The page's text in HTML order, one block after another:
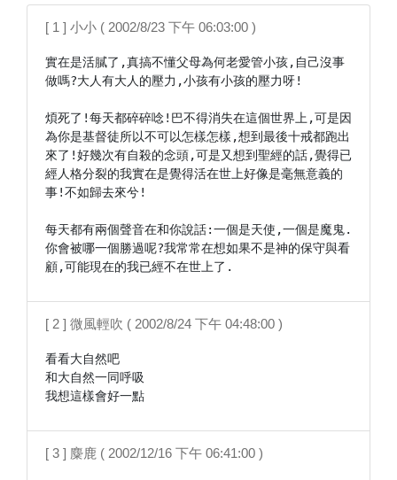
[ 1 ] 小小 ( 2002/8/23 下午 06:03:00 )
實在是活膩了,真搞不懂父母為何老愛管小孩,自己沒事
做嗎?大人有大人的壓力,小孩有小孩的壓力呀!
煩死了!每天都碎碎唸!巴不得消失在這個世界上,可是因
為你是基督徒所以不可以怎樣怎樣,想到最後十戒都跑出
來了!好幾次有自殺的念頭,可是又想到聖經的話,覺得已
經人格分裂的我實在是覺得活在世上好像是毫無意義的
事!不如歸去來兮!
每天都有兩個聲音在和你說話:一個是天使,一個是魔鬼.
你會被哪一個勝過呢?我常常在想如果不是神的保守與看
顧,可能現在的我已經不在世上了.
[ 2 ] 微風輕吹 ( 2002/8/24 下午 04:48:00 )
看看大自然吧
和大自然一同呼吸
我想這樣會好一點
[ 3 ] 麋鹿 ( 2002/12/16 下午 06:41:00 )